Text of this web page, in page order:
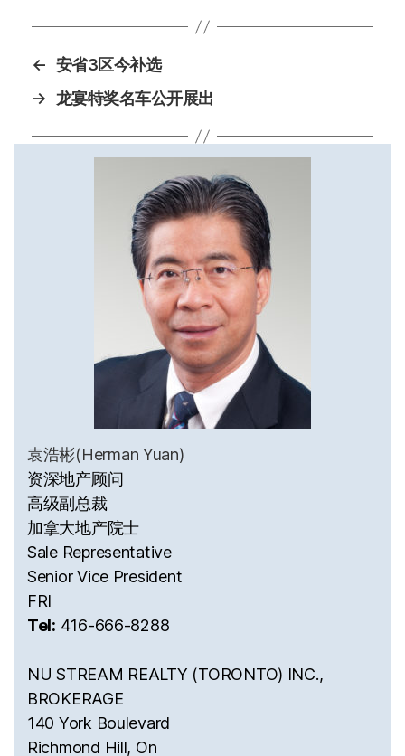
← 安省3区今补选
→ 龙宴特奖名车公开展出
袁浩彬(Herman Yuan)
资深地产顾问
高级副总裁
加拿大地产院士
Sale Representative
Senior Vice President
FRI
Tel: 416-666-8288
NU STREAM REALTY (TORONTO) INC.,
BROKERAGE
140 York Boulevard
Richmond Hill, On